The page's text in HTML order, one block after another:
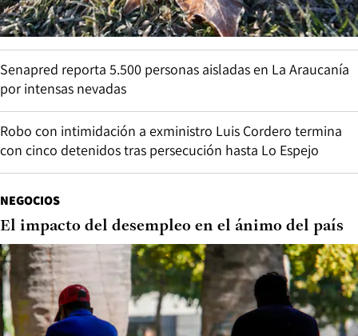
Senapred reporta 5.500 personas aisladas en La Araucanía
por intensas nevadas
Robo con intimidación a exministro Luis Cordero termina
con cinco detenidos tras persecución hasta Lo Espejo
NEGOCIOS
El impacto del desempleo en el ánimo del país